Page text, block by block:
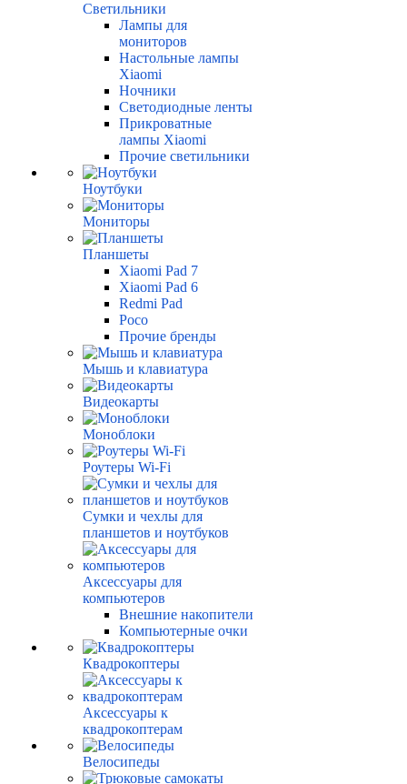
Светильники
Лампы для
мониторов
Настольные лампы
Xiaomi
Ночники
Светодиодные ленты
Прикроватные
лампы Xiaomi
Прочие светильники
Ноутбуки
Мониторы
Планшеты
Xiaomi Pad 7
Xiaomi Pad 6
Redmi Pad
Poco
Прочие бренды
Мышь и клавиатура
Видеокарты
Моноблоки
Роутеры Wi-Fi
Сумки и чехлы для
планшетов и ноутбуков
Аксессуары для
компьютеров
Внешние накопители
Компьютерные очки
Квадрокоптеры
Аксессуары к
квадрокоптерам
Велосипеды